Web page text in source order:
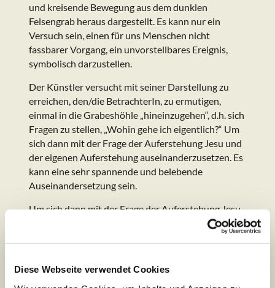
Diese Webseite verwendet Cookies
und kreisende Bewegung aus dem dunklen
Felsengrab heraus dargestellt. Es kann nur ein
Versuch sein, einen für uns Menschen nicht
fassbarer Vorgang, ein unvorstellbares Ereignis,
symbolisch darzustellen.
Der Künstler versucht mit seiner Darstellung zu
erreichen, den/die BetrachterIn, zu ermutigen,
einmal in die Grabeshöhle „hineinzugehen“, d.h. sich
Fragen zu stellen, „Wohin gehe ich eigentlich?“ Um
sich dann mit der Frage der Auferstehung Jesu und
der eigenen Auferstehung auseinanderzusetzen. Es
kann eine sehr spannende und belebende
Auseinandersetzung sein.
Um sich dann mit der Frage der Auferstehung Jesu
auseinanderzusetzen. Es kann eine sehr spannende
nach dem „Woher und Wohin“ sind letztendlich die